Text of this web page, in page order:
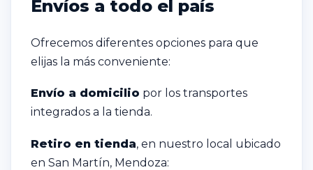
Envíos a todo el país
Ofrecemos diferentes opciones para que
elijas la más conveniente:
Envío a domicilio por los transportes
integrados a la tienda.
Retiro en tienda, en nuestro local ubicado
en San Martín, Mendoza: